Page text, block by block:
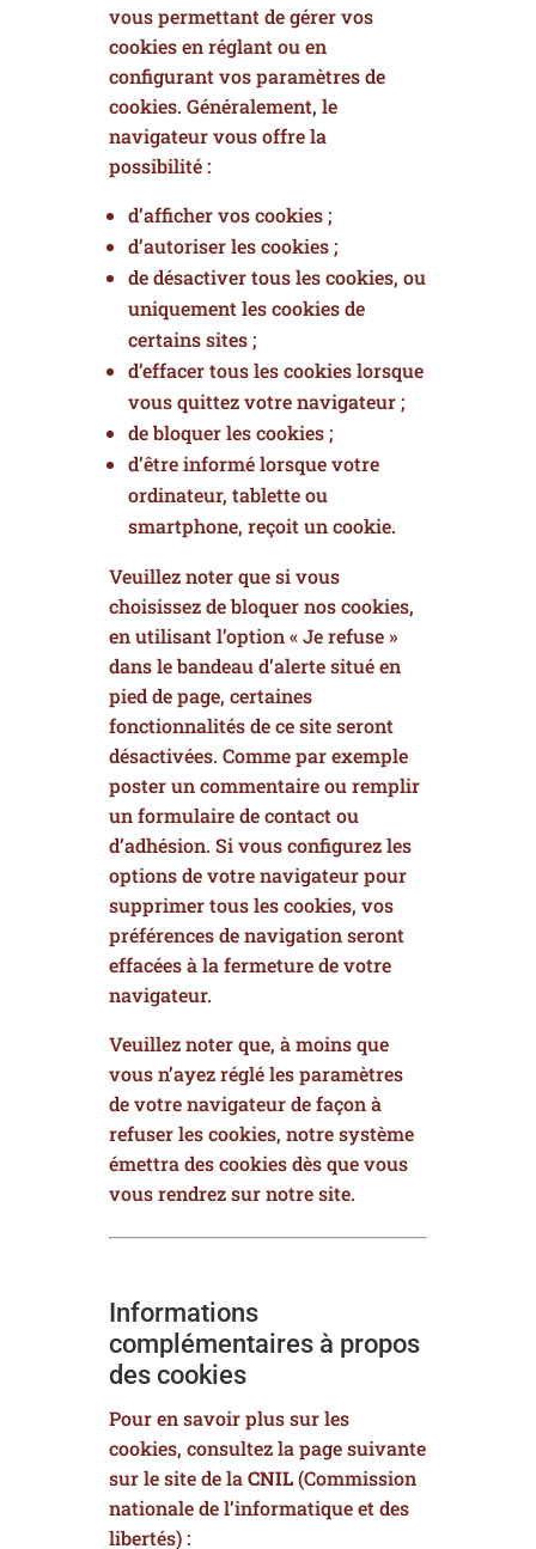
vous permettant de gérer vos
cookies en réglant ou en
configurant vos paramètres de
cookies. Généralement, le
navigateur vous offre la
possibilité :
d’afficher vos cookies ;
d’autoriser les cookies ;
de désactiver tous les cookies, ou
uniquement les cookies de
certains sites ;
d’effacer tous les cookies lorsque
vous quittez votre navigateur ;
de bloquer les cookies ;
d’être informé lorsque votre
ordinateur, tablette ou
smartphone, reçoit un cookie.
Veuillez noter que si vous
choisissez de bloquer nos cookies,
en utilisant l’option « Je refuse »
dans le bandeau d’alerte situé en
pied de page, certaines
fonctionnalités de ce site seront
désactivées. Comme par exemple
poster un commentaire ou remplir
un formulaire de contact ou
d’adhésion. Si vous configurez les
options de votre navigateur pour
supprimer tous les cookies, vos
préférences de navigation seront
effacées à la fermeture de votre
navigateur.
Veuillez noter que, à moins que
vous n’ayez réglé les paramètres
de votre navigateur de façon à
refuser les cookies, notre système
émettra des cookies dès que vous
vous rendrez sur notre site.
Informations
complémentaires à propos
des cookies
Pour en savoir plus sur les
cookies, consultez la page suivante
sur le site de laCNIL(Commission
nationale de l’informatique et des
libertés) :